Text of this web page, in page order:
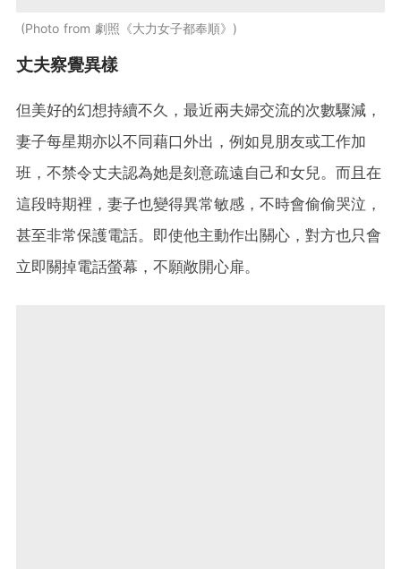
Photo from 劇照《大力女子都奉順》
丈夫察覺異樣
但美好的幻想持續不久，最近兩夫婦交流的次數驟減，
妻子每星期亦以不同藉口外出，例如見朋友或工作加
班，不禁令丈夫認為她是刻意疏遠自己和女兒。而且在
這段時期裡，妻子也變得異常敏感，不時會偷偷哭泣，
甚至非常保護電話。即使他主動作出關心，對方也只會
立即關掉電話螢幕，不願敞開心扉。